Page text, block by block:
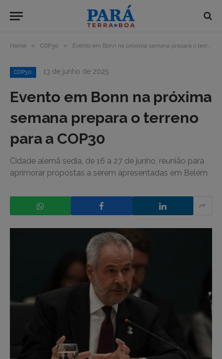
Home » COP30 » Evento em Bonn na próxima semana prepara o terreno para a COP30
COP30 13 de junho de 2025
Evento em Bonn na próxima
semana prepara o terreno
para a COP30
Cidade alemã sedia, de 16 a 27 de junho, reunião para
aprimorar propostas a serem apresentadas em Belém